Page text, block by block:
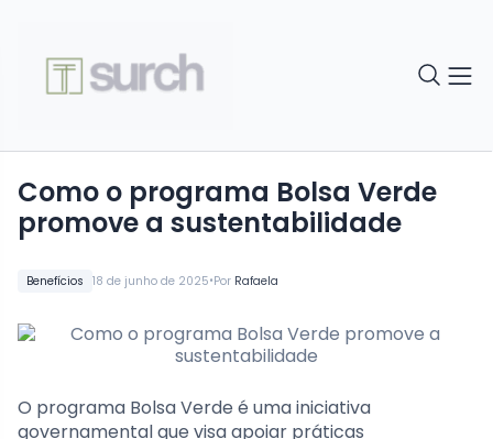
Benefícios 18 de junho de 2025•Por Rafaela
Como o programa Bolsa Verde
promove a sustentabilidade
O programa Bolsa Verde é uma iniciativa
governamental que visa apoiar práticas